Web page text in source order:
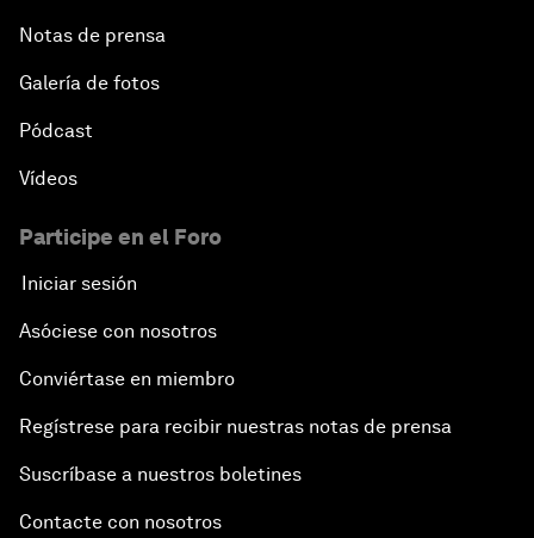
Notas de prensa
Galería de fotos
Pódcast
Vídeos
Participe en el Foro
Iniciar sesión
Asóciese con nosotros
Conviértase en miembro
Regístrese para recibir nuestras notas de prensa
Suscríbase a nuestros boletines
Contacte con nosotros